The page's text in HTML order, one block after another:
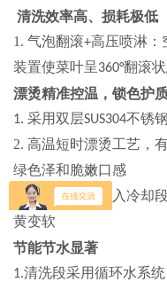
清洗效率高、损耗极低
1. 气泡翻滚+高压喷淋
装置使菜叶呈360°翻滚
漂烫精准控温，锁色护
1. 采用双层SUS304不锈
2. 高温短时漂烫工艺，
绿色泽和脆嫩口感
漂烫后立即进入冷却
黄变软
节能节水显著
1.清洗段采用循环水系统